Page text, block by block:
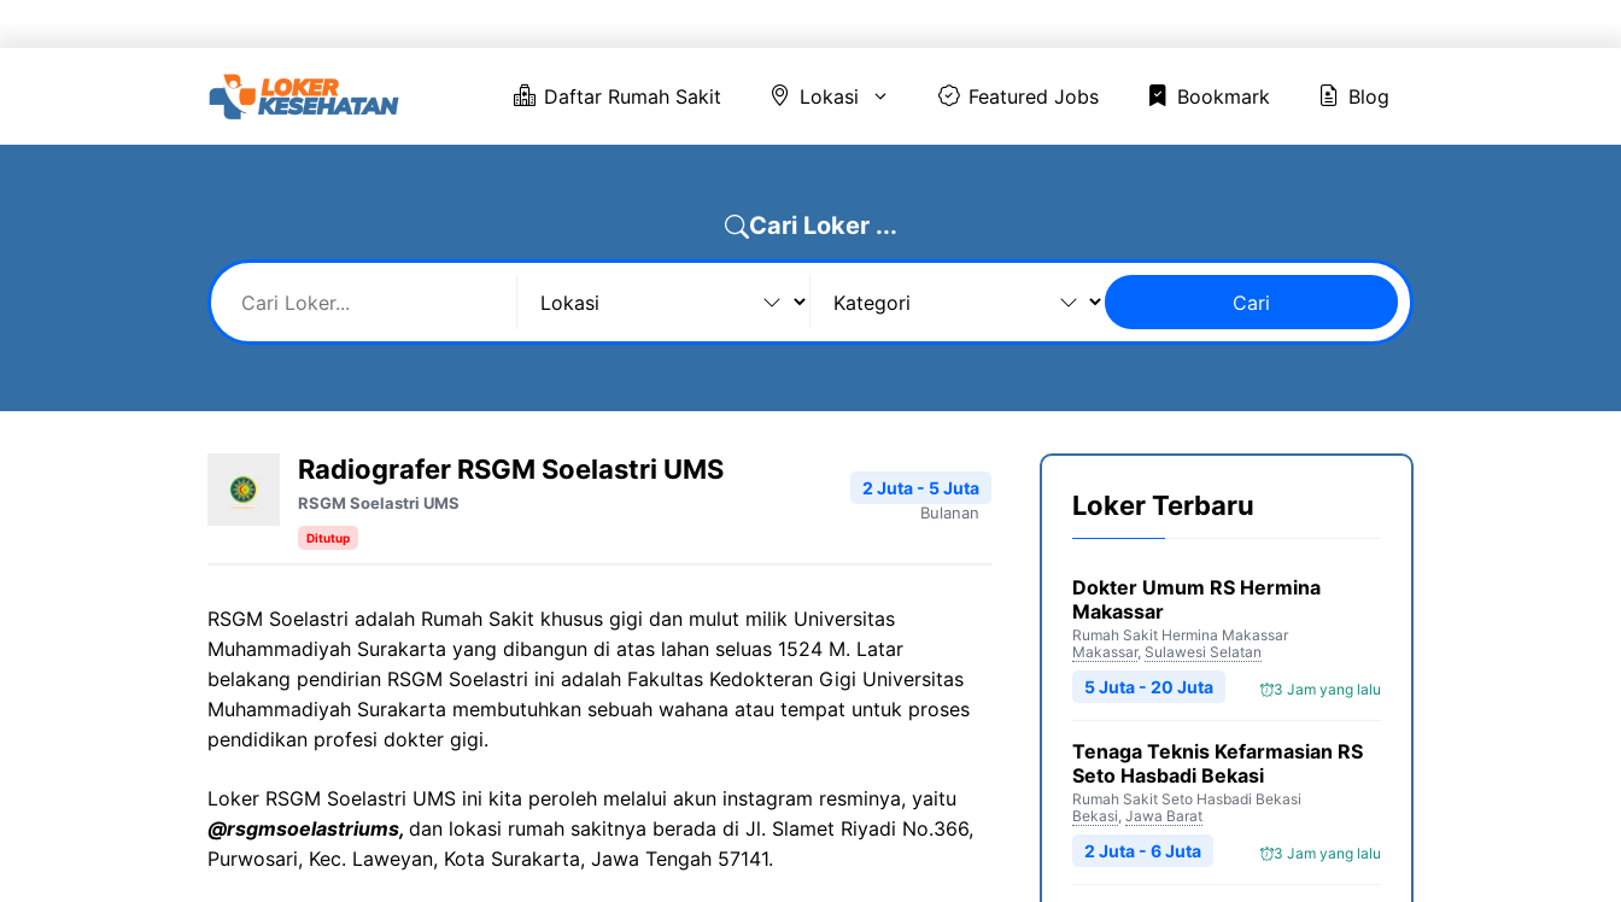
Daftar Rumah Sakit Lokasi Featured Jobs Bookmark Blog
Cari Loker ...
Cari
Radiografer RSGM Soelastri UMS
RSGM Soelastri UMS
Ditutup
2 Juta - 5 Juta
Bulanan
RSGM Soelastri adalah Rumah Sakit khusus gigi dan mulut milik Universitas
Muhammadiyah Surakarta yang dibangun di atas lahan seluas 1524 M. Latar
belakang pendirian RSGM Soelastri ini adalah Fakultas Kedokteran Gigi Universitas
Muhammadiyah Surakarta membutuhkan sebuah wahana atau tempat untuk proses
pendidikan profesi dokter gigi.
Loker RSGM Soelastri UMS ini kita peroleh melalui akun instagram resminya, yaitu
@rsgmsoelastriums, dan lokasi rumah sakitnya berada di Jl. Slamet Riyadi No.366,
Purwosari, Kec. Laweyan, Kota Surakarta, Jawa Tengah 57141.
Loker Terbaru
Dokter Umum RS Hermina
Makassar
Rumah Sakit Hermina Makassar
Makassar, Sulawesi Selatan
3 Jam yang lalu
5 Juta - 20 Juta
Tenaga Teknis Kefarmasian RS
Seto Hasbadi Bekasi
Rumah Sakit Seto Hasbadi Bekasi
Bekasi, Jawa Barat
3 Jam yang lalu
2 Juta - 6 Juta